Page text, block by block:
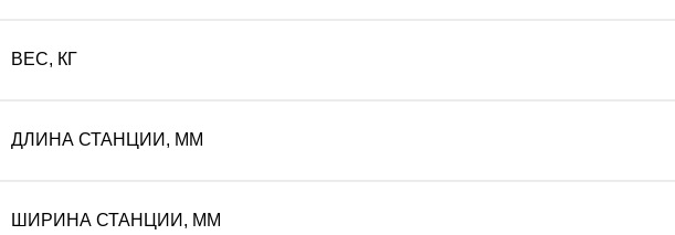
ВЕС, КГ
ДЛИНА СТАНЦИИ, ММ
ШИРИНА СТАНЦИИ, ММ